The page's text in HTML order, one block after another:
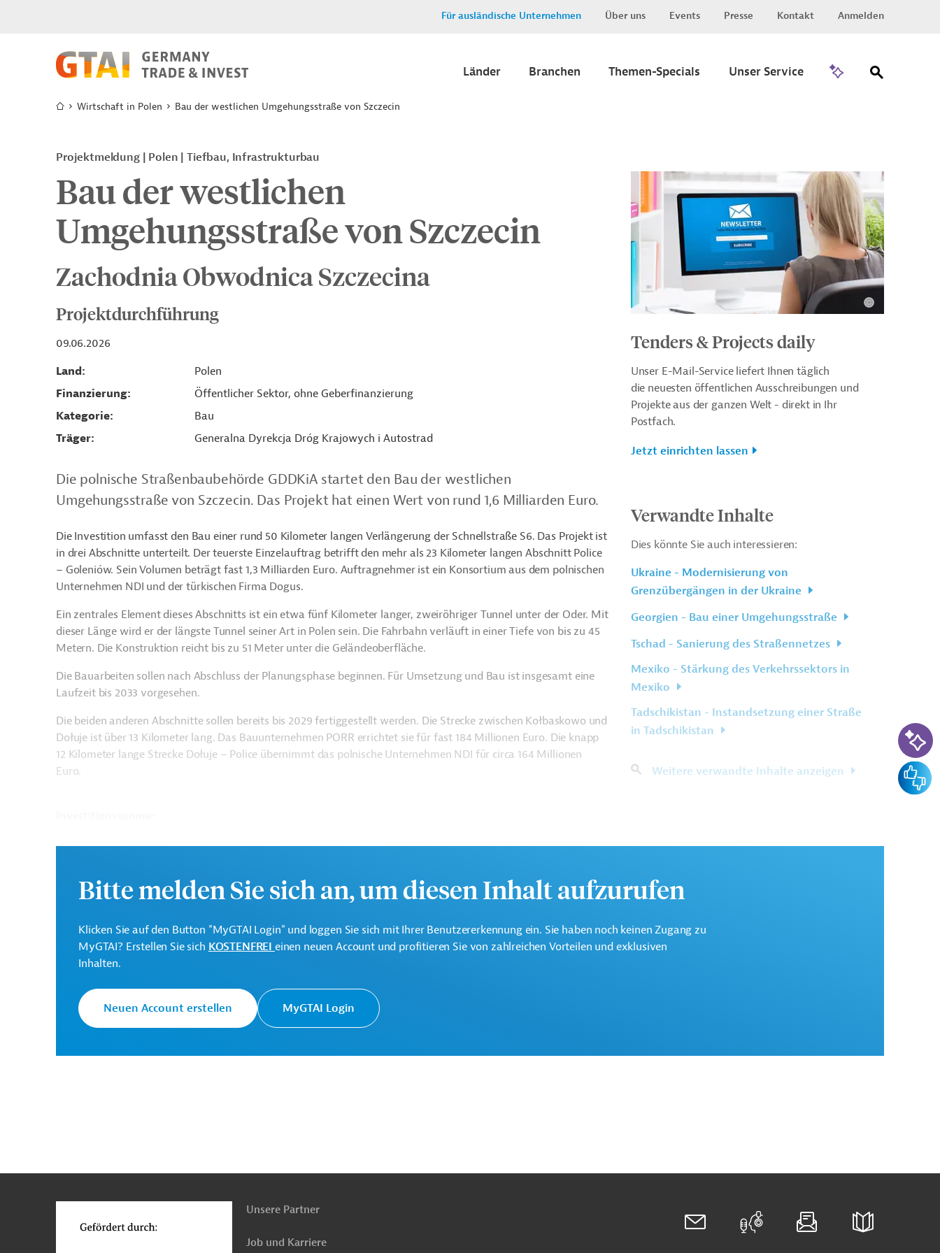
Für ausländische Unternehmen Über uns Events Presse Kontakt Anmelden
Länder Branchen Themen-Specials Unser Service
Wirtschaft in Polen Bau der westlichen Umgehungsstraße von Szczecin
Projektmeldung Polen Tiefbau, Infrastrukturbau
Bau der westlichen
Umgehungsstraße von Szczecin
Zachodnia Obwodnica Szczecina
Projektdurchführung
09.06.2026
Land
Polen
Finanzierung
Öffentlicher Sektor, ohne Geberfinanzierung
Kategorie
Bau
Träger
Generalna Dyrekcja Dróg Krajowych i Autostrad
Die polnische Straßenbaubehörde GDDKiA startet den Bau der westlichen
Umgehungsstraße von Szczecin. Das Projekt hat einen Wert von rund 1,6 Milliarden Euro.
Die Investition umfasst den Bau einer rund 50 Kilometer langen Verlängerung der Schnellstraße S6. Das Projekt ist
in drei Abschnitte unterteilt. Der teuerste Einzelauftrag betrifft den mehr als 23 Kilometer langen Abschnitt Police
– Goleniów. Sein Volumen beträgt fast 1,3 Milliarden Euro. Auftragnehmer ist ein Konsortium aus dem polnischen
Unternehmen NDI und der türkischen Firma Dogus.
Ein zentrales Element dieses Abschnitts ist ein etwa fünf Kilometer langer, zweiröhriger Tunnel unter der Oder. Mit
dieser Länge wird er der längste Tunnel seiner Art in Polen sein. Die Fahrbahn verläuft in einer Tiefe von bis zu 45
Metern. Die Konstruktion reicht bis zu 51 Meter unter die Geländeoberfläche.
Die Bauarbeiten sollen nach Abschluss der Planungsphase beginnen. Für Umsetzung und Bau ist insgesamt eine
Laufzeit bis 2033 vorgesehen.
Die beiden anderen Abschnitte sollen bereits bis 2029 fertiggestellt werden. Die Strecke zwischen Kołbaskowo und
Dołuje ist über 13 Kilometer lang. Das Bauunternehmen PORR errichtet sie für fast 184 Millionen Euro. Die knapp
12 Kilometer lange Strecke Dołuje – Police übernimmt das polnische Unternehmen NDI für circa 164 Millionen
Euro.
Kontaktadresse
Generalna Dyrekcja Dróg Krajowych i Autostrad Projektträger
Polen Tiefbau, Infrastrukturbau Straßenverkehr Projekte
Tenders & Projects daily
Unser E-Mail-Service liefert Ihnen täglich
die neuesten öffentlichen Ausschreibungen und
Projekte aus der ganzen Welt - direkt in Ihr
Postfach.
Jetzt einrichten lassen
Verwandte Inhalte
Dies könnte Sie auch interessieren:
Ukraine - Modernisierung von
Grenzübergängen in der Ukraine
Georgien - Bau einer Umgehungsstraße
Tschad - Sanierung des Straßennetzes
Mexiko - Stärkung des Verkehrssektors in
Mexiko
Tadschikistan - Instandsetzung einer Straße
in Tadschikistan
Weitere verwandte Inhalte anzeigen
Bitte melden Sie sich an, um diesen Inhalt aufzurufen
Klicken Sie auf den Button "MyGTAI Login" und loggen Sie sich mit Ihrer Benutzererkennung ein. Sie haben noch keinen Zugang zu
MyGTAI? Erstellen Sie sich KOSTENFREI einen neuen Account und profitieren Sie von zahlreichen Vorteilen und exklusiven
Inhalten.
Neuen Account erstellen MyGTAI Login
oben
Unsere Partner
Job und Karriere
KI-